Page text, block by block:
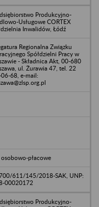
Produkcyjno-
Usługowe CORTEX
Inwalidów, Łódź
Regionalna Związku
Spółdzielni Pracy w
- Składnica Akt, 00-680
ul. Żurawia 47, tel. 22
68, e-mail:
płacowe
611/145/2018-SAK, UNP:
00020172
Produkcyjno-